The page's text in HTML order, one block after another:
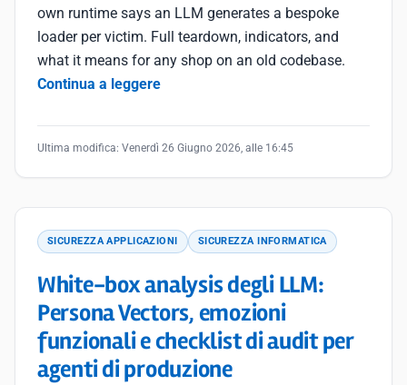
own runtime says an LLM generates a bespoke
loader per victim. Full teardown, indicators, and
what it means for any shop on an old codebase.
Continua a leggere
Ultima modifica: Venerdì 26 Giugno 2026, alle 16:45
SICUREZZA APPLICAZIONI SICUREZZA INFORMATICA
White-box analysis degli LLM:
Persona Vectors, emozioni
funzionali e checklist di audit per
agenti di produzione